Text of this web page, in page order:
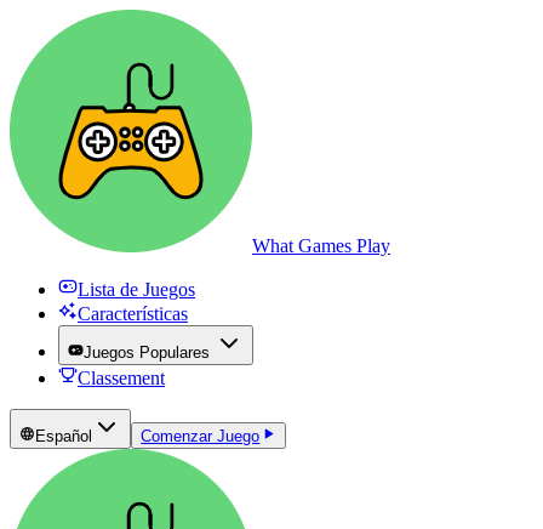
What Games Play
Lista de Juegos
Características
Juegos Populares
Classement
Español Comenzar Juego